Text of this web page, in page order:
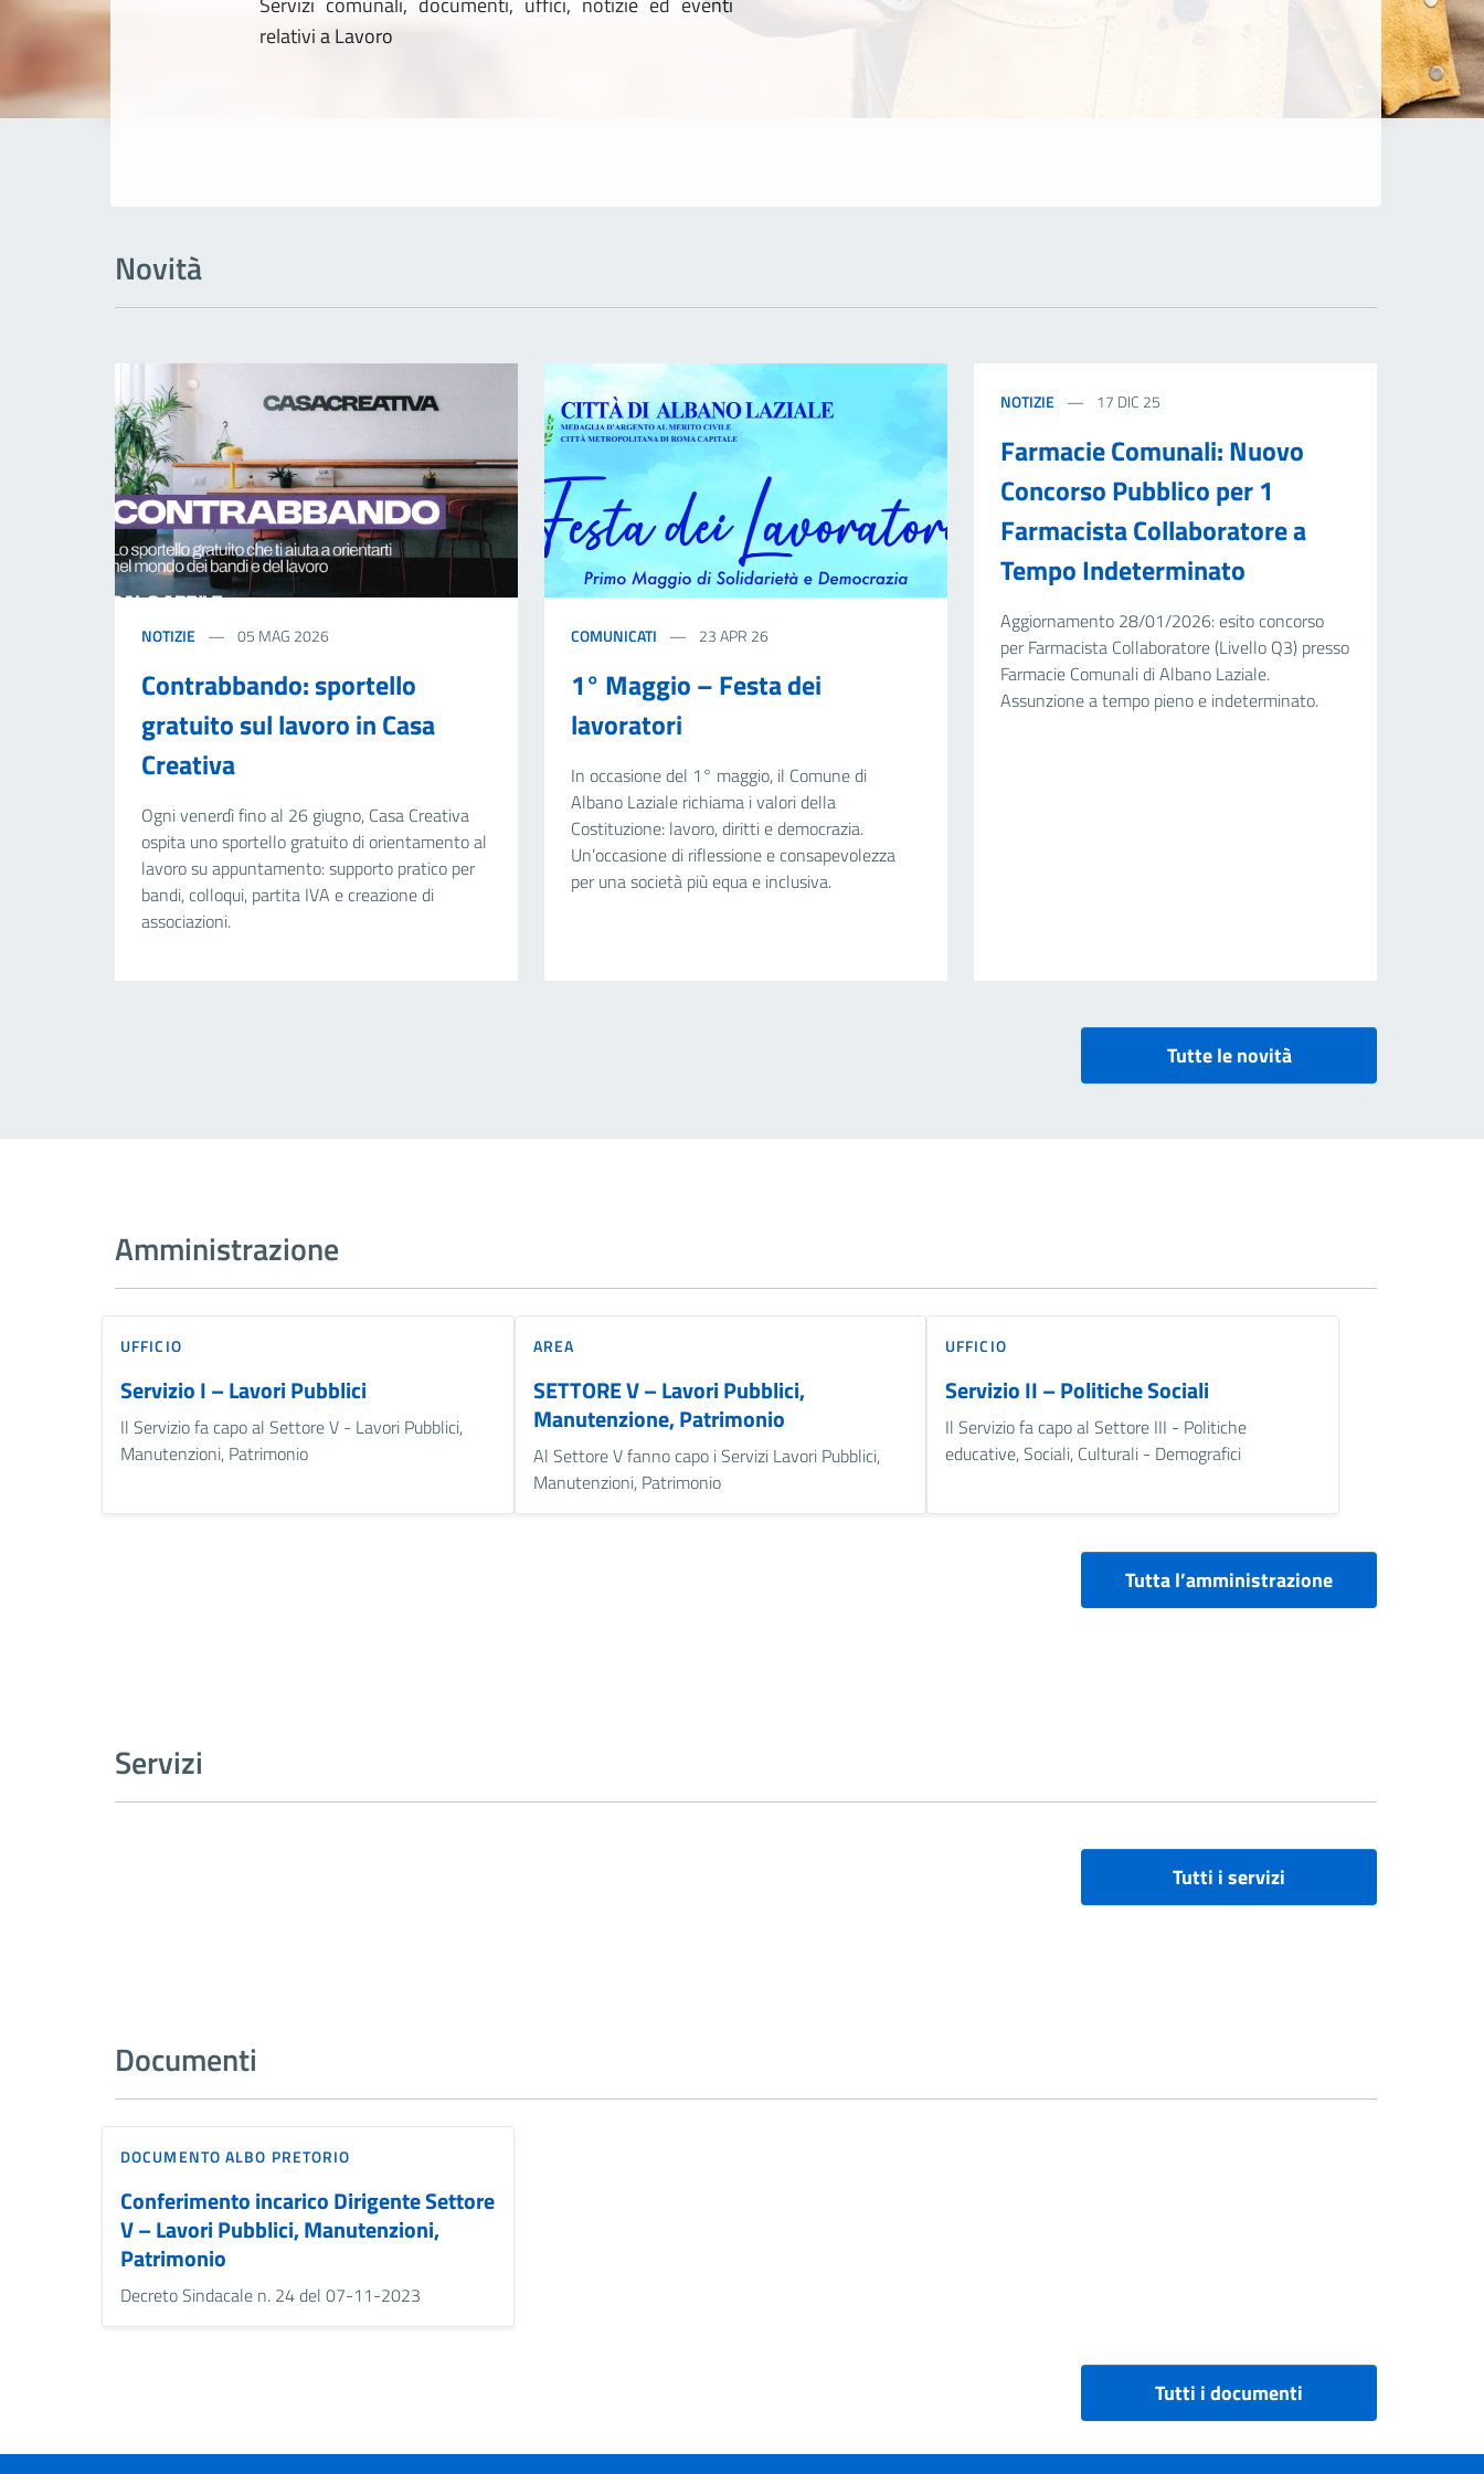
Dettagli dell'argomento
relativi a Lavoro
Novità
NOTIZIE 05 MAG 2026
Contrabbando: sportello
gratuito sul lavoro in Casa
Creativa
Ogni venerdì fino al 26 giugno, Casa Creativa
ospita uno sportello gratuito di orientamento al
lavoro su appuntamento: supporto pratico per
bandi, colloqui, partita IVA e creazione di
associazioni.
COMUNICATI 23 APR 26
1° Maggio – Festa dei
lavoratori
In occasione del 1° maggio, il Comune di
Albano Laziale richiama i valori della
Costituzione: lavoro, diritti e democrazia.
Un’occasione di riflessione e consapevolezza
per una società più equa e inclusiva.
NOTIZIE 17 DIC 25
Farmacie Comunali: Nuovo
Concorso Pubblico per 1
Farmacista Collaboratore a
Tempo Indeterminato
Aggiornamento 28/01/2026: esito concorso
per Farmacista Collaboratore (Livello Q3) presso
Farmacie Comunali di Albano Laziale.
Assunzione a tempo pieno e indeterminato.
Tutte le novità
Amministrazione
UFFICIO
Servizio I – Lavori Pubblici
Il Servizio fa capo al Settore V - Lavori Pubblici,
Manutenzioni, Patrimonio
AREA
SETTORE V – Lavori Pubblici,
Manutenzione, Patrimonio
Al Settore V fanno capo i Servizi Lavori Pubblici,
Manutenzioni, Patrimonio
UFFICIO
Servizio II – Politiche Sociali
Il Servizio fa capo al Settore III - Politiche
educative, Sociali, Culturali - Demografici
Tutta l’amministrazione
Servizi
Tutti i servizi
Documenti
DOCUMENTO ALBO PRETORIO
Conferimento incarico Dirigente Settore
V – Lavori Pubblici, Manutenzioni,
Patrimonio
Decreto Sindacale n. 24 del 07-11-2023
Tutti i documenti